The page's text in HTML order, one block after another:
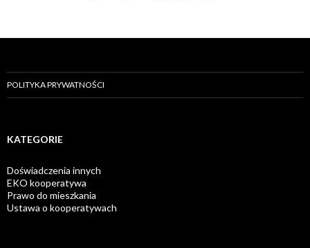
wpisach
POLITYKA PRYWATNOŚCI
KATEGORIE
Doświadczenia innych
EKO kooperatywa
Prawo do mieszkania
Ustawa o kooperatywach